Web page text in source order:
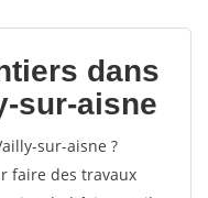
dans
sur-aisne
sur-aisne ?
faire des travaux